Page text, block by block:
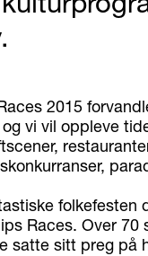
2015
vi vil oppleve
Races. Over
satte sitt preg på